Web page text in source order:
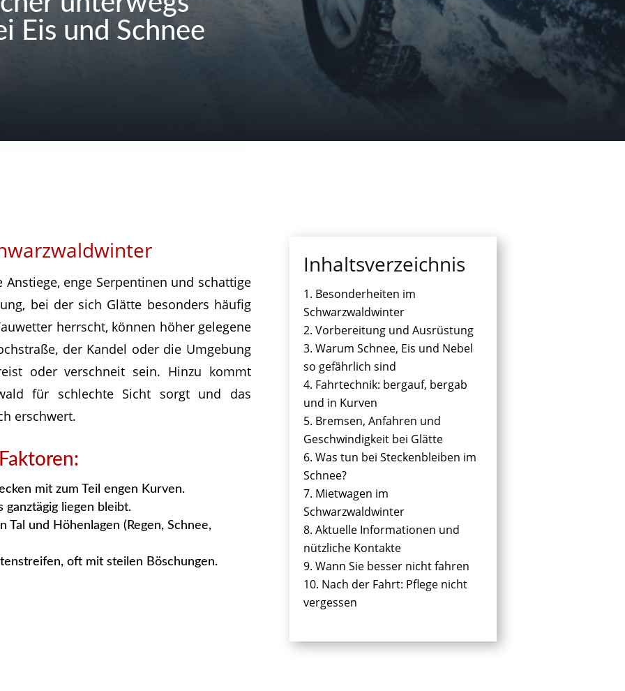
Eis und Schnee
enge Serpentinen und schattige
bei der sich Glätte besonders häufig
herrscht, können höher gelegene
der Kandel oder die Umgebung
oder verschneit sein. Hinzu kommt
für schlechte Sicht sorgt und das
erschwert.
mit zum Teil engen Kurven.
ganztägig liegen bleibt.
und Höhenlagen (Regen, Schnee,
oft mit steilen Böschungen.
Inhaltsverzeichnis
Besonderheiten im
Schwarzwaldwinter
Vorbereitung und Ausrüstung
Warum Schnee, Eis und Nebel
so gefährlich sind
Fahrtechnik: bergauf, bergab
und in Kurven
Bremsen, Anfahren und
Geschwindigkeit bei Glätte
Was tun bei Steckenbleiben im
Schnee?
Mietwagen im
Schwarzwaldwinter
Aktuelle Informationen und
nützliche Kontakte
Wann Sie besser nicht fahren
Nach der Fahrt: Pflege nicht
vergessen